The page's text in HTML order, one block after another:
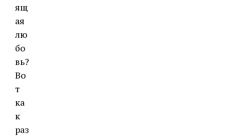
ящ
ая
лю
бо
вь?
Во
т
ка
к
раз